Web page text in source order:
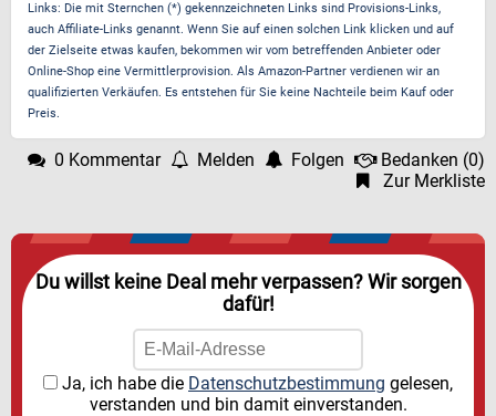
Links: Die mit Sternchen (*) gekennzeichneten Links sind Provisions-Links,
auch Affiliate-Links genannt. Wenn Sie auf einen solchen Link klicken und auf
der Zielseite etwas kaufen, bekommen wir vom betreffenden Anbieter oder
Online-Shop eine Vermittlerprovision. Als Amazon-Partner verdienen wir an
qualifizierten Verkäufen. Es entstehen für Sie keine Nachteile beim Kauf oder
Preis.
0 Kommentar Melden Folgen Bedanken (0)
Zur Merkliste
Du willst keine Deal mehr verpassen? Wir sorgen
dafür!
Ja, ich habe die Datenschutzbestimmung gelesen,
verstanden und bin damit einverstanden.